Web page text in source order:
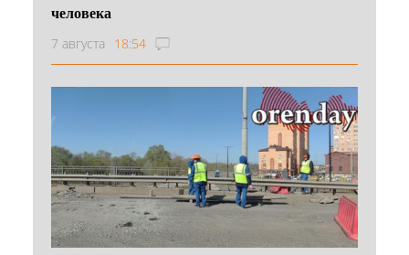
человека
7 августа 18:54